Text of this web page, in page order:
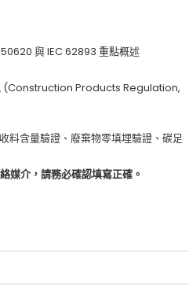
與 IEC 62893 重點概述
(Construction Products Regulation,
含量驗證、廢棄物零填埋驗證、碳足
媒介，請務必確認填寫正確。